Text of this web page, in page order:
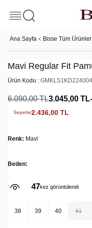
Ana Sayfa Bisse Tüm Ürünler
Mavi Regular Fit
Ürün Kodu :
6.090,00TL3.045,00 TL
Sepette2.436,00 TL
Renk: Mavi
Beden:
47kez görüntülendi
38 39 40 41